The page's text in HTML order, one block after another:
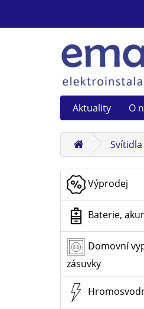
Aktuality O
Svítidla
Výprodej
Baterie,
Domovní
zásuvky